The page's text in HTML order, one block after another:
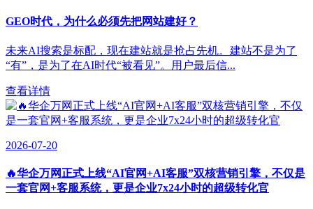
GEO时代，为什么必须先把网站建好？
未来AI搜索是标配，现在建站就是抢占先机。建站不是为了
“有”，是为了在AI时代“被看见”。用户最后信...
查看详情
2026-07-20
🔥华企万网正式上线“AI官网+AI客服”双核营销引擎，不仅是
一套官网+客服系统，更是企业7x24小时的超级转化官